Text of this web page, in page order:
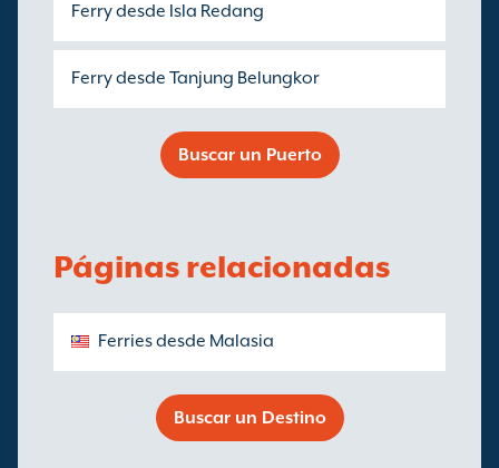
Ferry desde Isla Redang
Ferry desde Tanjung Belungkor
Buscar un Puerto
Páginas relacionadas
Ferries desde Malasia
Buscar un Destino